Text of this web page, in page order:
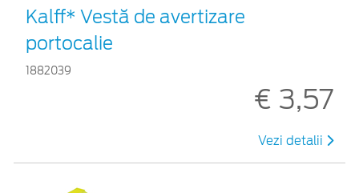
Kalff* Vestă de avertizare
portocalie
1882039
€ 3,57
Vezi detalii